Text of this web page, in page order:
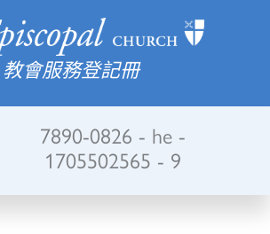
教會服務登記冊
7890-0826 - he -
1705502565 - 9